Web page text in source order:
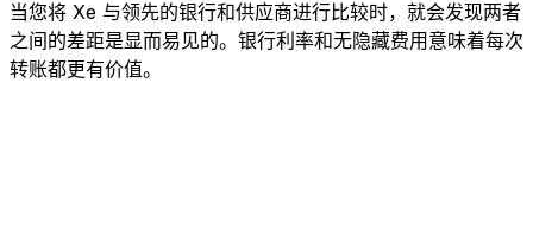
当您将 Xe 与领先的银行和供应商进行比较时，就会发现两者
之间的差距是显而易见的。银行利率和无隐藏费用意味着每次
转账都更有价值。